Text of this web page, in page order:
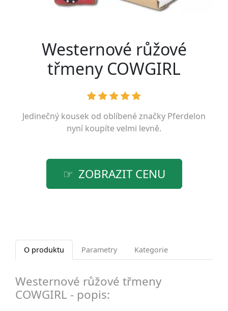
Westernové růžové
třmeny COWGIRL
Jedinečný kousek od oblíbené značky Pferdelon
nyní koupíte velmi levně.
ZOBRAZIT CENU
O produktu Parametry Kategorie
Westernové růžové třmeny
COWGIRL - popis: